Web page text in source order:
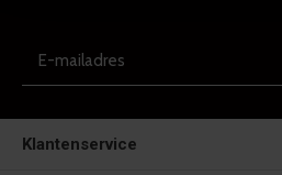
Klantenservice